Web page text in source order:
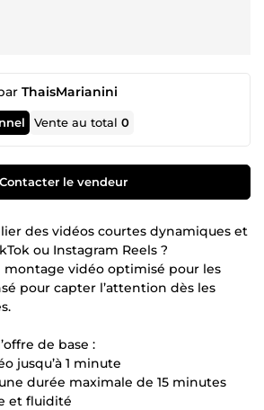
ThaisMarianini
Vente au total0
Contacter le vendeur
des vidéos courtes dynamiques et
ou Instagram Reels ?
montage vidéo optimisé pour les
pour capter l’attention dès les
de base :
jusqu’à 1 minute
durée maximale de 15 minutes
et fluidité